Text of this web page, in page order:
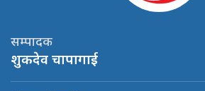
सम्पादक
शुकदेव चापागाई